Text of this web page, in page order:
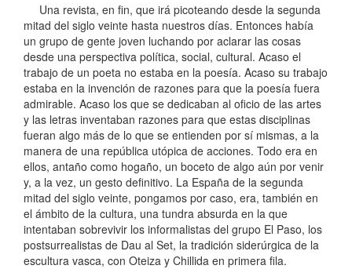
Una revista, en fin, que irá picoteando desde la segunda
mitad del siglo veinte hasta nuestros días. Entonces había
un grupo de gente joven luchando por aclarar las cosas
desde una perspectiva política, social, cultural. Acaso el
trabajo de un poeta no estaba en la poesía. Acaso su trabajo
estaba en la invención de razones para que la poesía fuera
admirable. Acaso los que se dedicaban al oficio de las artes
y las letras inventaban razones para que estas disciplinas
fueran algo más de lo que se entienden por sí mismas, a la
manera de una república utópica de acciones. Todo era en
ellos, antaño como hogaño, un boceto de algo aún por venir
y, a la vez, un gesto definitivo. La España de la segunda
mitad del siglo veinte, pongamos por caso, era, también en
el ámbito de la cultura, una tundra absurda en la que
intentaban sobrevivir los informalistas del grupo El Paso, los
postsurrealistas de Dau al Set, la tradición siderúrgica de la
escultura vasca, con Oteiza y Chillida en primera fila.